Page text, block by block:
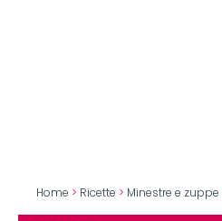
Home > Ricette > Minestre e zuppe